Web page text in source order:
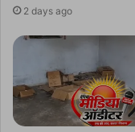
2 days ago